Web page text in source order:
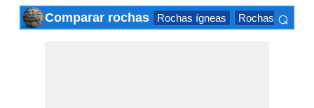
Comparar rochas Rochas ígneas Rochas ⌕